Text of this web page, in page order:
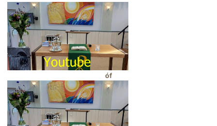
óf